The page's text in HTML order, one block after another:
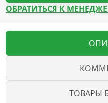
ОБРАТИТЬСЯ К
ТОВАРЫ